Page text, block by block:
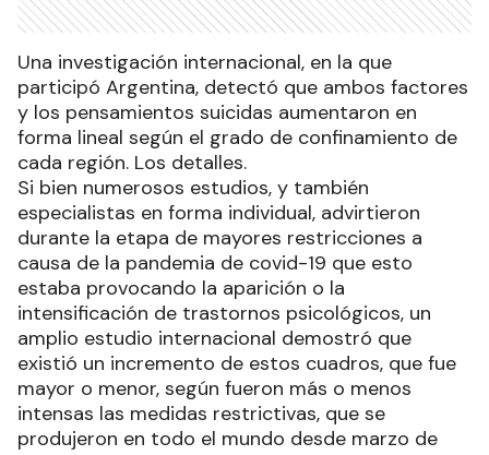
Una investigación internacional, en la que
participó Argentina, detectó que ambos factores
y los pensamientos suicidas aumentaron en
forma lineal según el grado de confinamiento de
cada región. Los detalles.
Si bien numerosos estudios, y también
especialistas en forma individual, advirtieron
durante la etapa de mayores restricciones a
causa de la pandemia de covid-19 que esto
estaba provocando la aparición o la
intensificación de trastornos psicológicos, un
amplio estudio internacional demostró que
existió un incremento de estos cuadros, que fue
mayor o menor, según fueron más o menos
intensas las medidas restrictivas, que se
produjeron en todo el mundo desde marzo de